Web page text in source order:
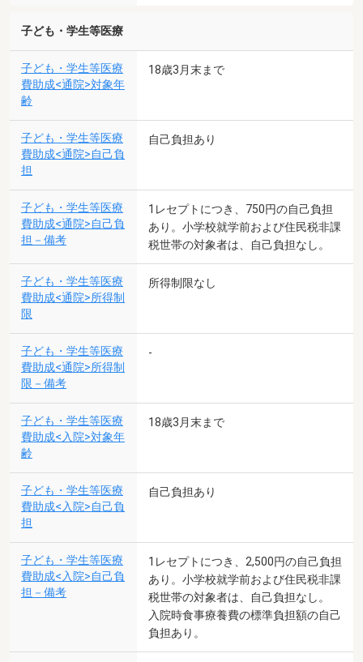
子ども・学生等医療
子ども・学生等医療
費助成<通院>対象年
齢
18歳3月末まで
子ども・学生等医療
費助成<通院>自己負
担
自己負担あり
子ども・学生等医療
費助成<通院>自己負
担－備考
1レセプトにつき、750円の自己負担
あり。小学校就学前および住民税非課
税世帯の対象者は、自己負担なし。
子ども・学生等医療
費助成<通院>所得制
限
所得制限なし
子ども・学生等医療
費助成<通院>所得制
限－備考
-
子ども・学生等医療
費助成<入院>対象年
齢
18歳3月末まで
子ども・学生等医療
費助成<入院>自己負
担
自己負担あり
子ども・学生等医療
費助成<入院>自己負
担－備考
1レセプトにつき、2,500円の自己負担
あり。小学校就学前および住民税非課
税世帯の対象者は、自己負担なし。
入院時食事療養費の標準負担額の自己
負担あり。